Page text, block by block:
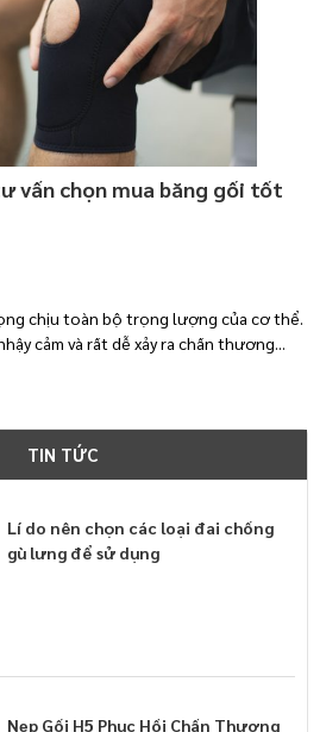
vấn chọn mua băng gối tốt
chịu toàn bộ trọng lượng của cơ thể.
cảm và rất dễ xảy ra chấn thương...
TIN TỨC
Lí do nên chọn các loại đai chống
gù lưng để sử dụng
Nẹp Gối H5 Phục Hồi Chấn Thương